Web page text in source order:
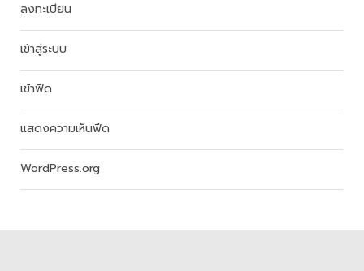
ลงทะเบียน
เข้าสู่ระบบ
เข้าฟีด
แสดงความเห็นฟีด
WordPress.org